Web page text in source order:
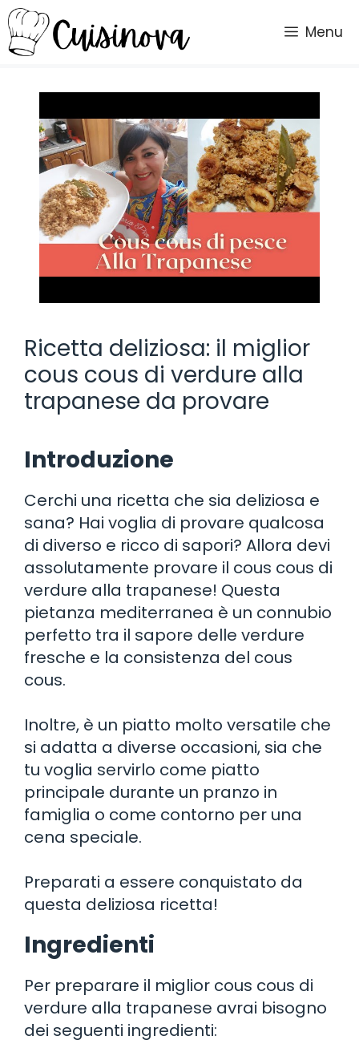
Vai
al
contenuto
Menu
Ricetta deliziosa: il miglior
cous cous di verdure alla
trapanese da provare
Introduzione
Cerchi una ricetta che sia deliziosa e
sana? Hai voglia di provare qualcosa
di diverso e ricco di sapori? Allora devi
assolutamente provare il cous cous di
verdure alla trapanese! Questa
pietanza mediterranea è un connubio
perfetto tra il sapore delle verdure
fresche e la consistenza del cous
cous.
Inoltre, è un piatto molto versatile che
si adatta a diverse occasioni, sia che
tu voglia servirlo come piatto
principale durante un pranzo in
famiglia o come contorno per una
cena speciale.
Preparati a essere conquistato da
questa deliziosa ricetta!
Ingredienti
Per preparare il miglior cous cous di
verdure alla trapanese avrai bisogno
dei seguenti ingredienti: